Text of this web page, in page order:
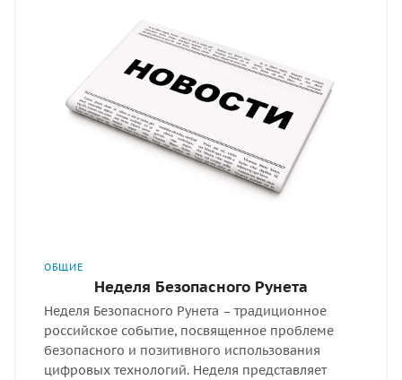
ОБЩИЕ
Неделя Безопасного Рунета
Неделя Безопасного Рунета – традиционное
российское событие, посвященное проблеме
безопасного и позитивного использования
цифровых технологий. Неделя представляет